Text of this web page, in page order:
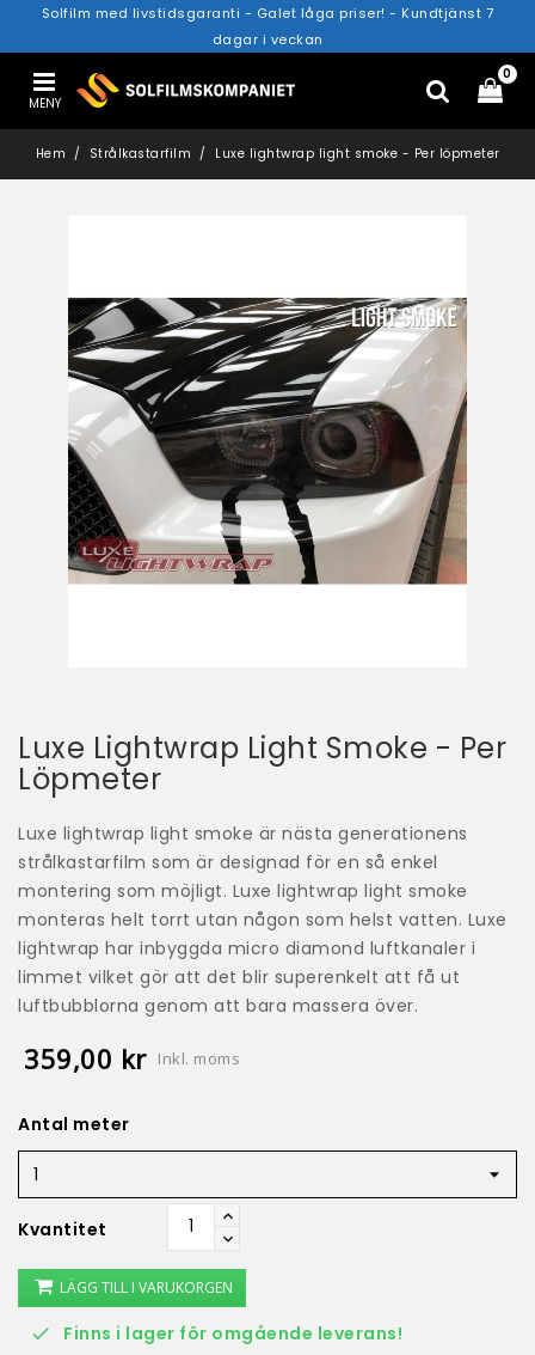
Solfilm med livstidsgaranti - Galet låga priser! - Kundtjänst 7
dagar i veckan
MENY
0
Hem Strålkastarfilm Luxe lightwrap light smoke - Per löpmeter
Luxe Lightwrap Light Smoke - Per
Löpmeter
Luxe lightwrap light smoke är nästa generationens
strålkastarfilm som är designad för en så enkel
montering som möjligt. Luxe lightwrap light smoke
monteras helt torrt utan någon som helst vatten. Luxe
lightwrap har inbyggda micro diamond luftkanaler i
limmet vilket gör att det blir superenkelt att få ut
luftbubblorna genom att bara massera över.
359,00 kr Inkl. moms
Antal meter
Kvantitet
LÄGG TILL I VARUKORGEN
 Finns i lager för omgående leverans!